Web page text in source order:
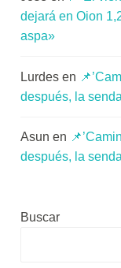
dejará en Oion
aspa»
Lurdes en
después, la
Asun en
después, la
Buscar